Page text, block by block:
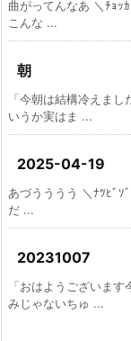
曲がってんなあ ＼ﾁｮｯ
こんな ...
朝
「今朝は結構冷えま
いうか実はま ...
2025-04-19
あづうううう ＼ﾅﾂﾋﾞｿ
だ ...
20231007
「おはようございま
みじゃないちゅ ...